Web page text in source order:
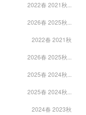
2022春 2021秋...
2026春 2025秋...
2022春 2021秋
2026春 2025秋...
2025春 2024秋...
2025春 2024秋...
2024春 2023秋